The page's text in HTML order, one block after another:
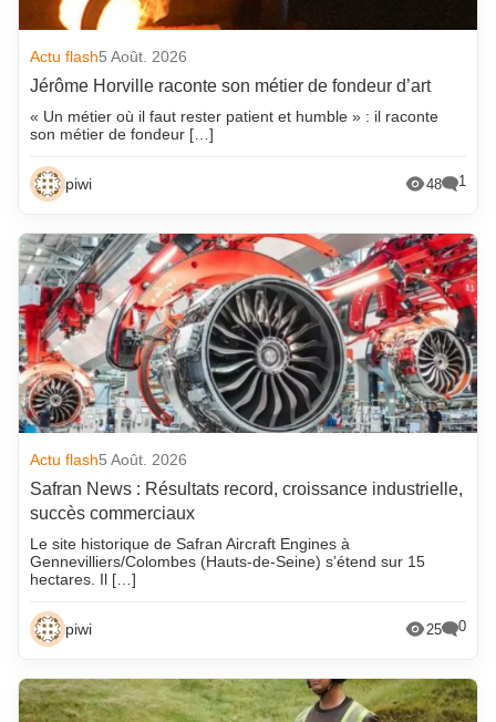
Actu flash5 Août. 2026
Jérôme Horville raconte son métier de fondeur d’art
« Un métier où il faut rester patient et humble » : il raconte
son métier de fondeur […]
piwi 48 1
Actu flash5 Août. 2026
Safran News : Résultats record, croissance industrielle,
succès commerciaux
Le site historique de Safran Aircraft Engines à
Gennevilliers/Colombes (Hauts-de-Seine) s’étend sur 15
hectares. Il […]
piwi 25 0